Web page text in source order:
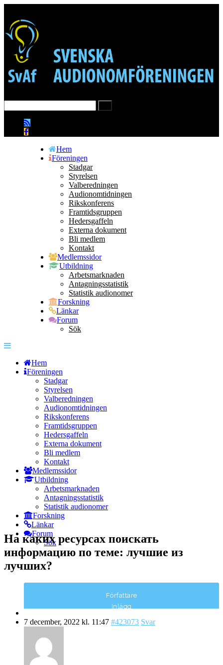
Hem
Föreningen
Stadgar
Styrelsen
Valberedningen
Audionomtidningen
Rikskonferens
Framtidsgruppen
Hedersgaffeln
Externa dokument
Bli medlem
Kontakt
Medlemssidor
Utbildning
Arbetsmarknaden
Antagningsstatistik
Statistik audionomer
Forskning
Länkar
Forum
Sök
Hem
Föreningen
Stadgar
Styrelsen
Valberedningen
Audionomtidningen
Rikskonferens
Framtidsgruppen
Hedersgaffeln
Externa dokument
Bli medlem
Kontakt
Medlemssidor
Utbildning
Arbetsmarknaden
Antagningsstatistik
Statistik audionomer
Forskning
Länkar
Forum
Sök
На каких ресурсах поискать
информацию по теме: лучшие из
лучших?
Författare
Inlägg
7 december, 2022 kl. 11:47 #423073 Svar